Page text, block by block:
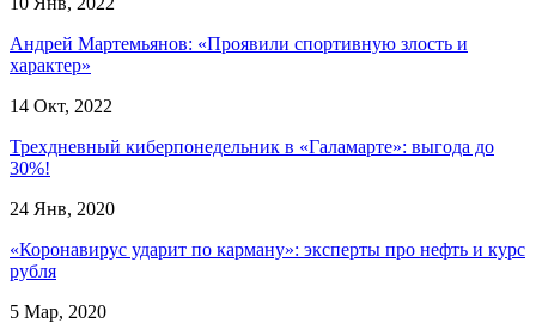
Андрей Мартемьянов: «Проявили спортивную злость и
характер»
14 Окт, 2022
Трехдневный киберпонедельник в «Галамарте»: выгода до
30%!
24 Янв, 2020
«Коронавирус ударит по карману»: эксперты про нефть и курс
рубля
5 Мар, 2020